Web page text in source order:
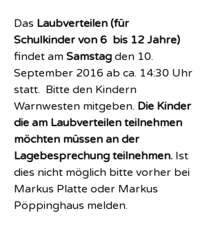
Das Laubverteilen (für
Schulkinder von 6 bis 12 Jahre)
findet am Samstag den 10.
September 2016 ab ca. 14:30 Uhr
statt. Bitte den Kindern
Warnwesten mitgeben. Die Kinder
die am Laubverteilen teilnehmen
möchten müssen an der
Lagebesprechung teilnehmen. Ist
dies nicht möglich bitte vorher bei
Markus Platte oder Markus
Pöppinghaus melden.